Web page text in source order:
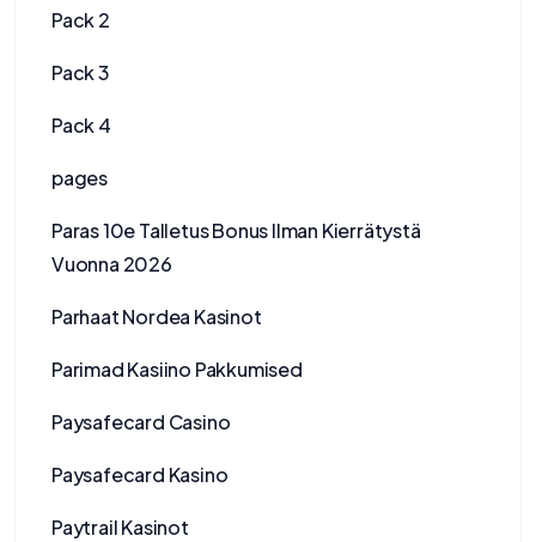
Pack 2
Pack 3
Pack 4
pages
Paras 10e Talletus Bonus Ilman Kierrätystä
Vuonna 2026
Parhaat Nordea Kasinot
Parimad Kasiino Pakkumised
Paysafecard Casino
Paysafecard Kasino
Paytrail Kasinot